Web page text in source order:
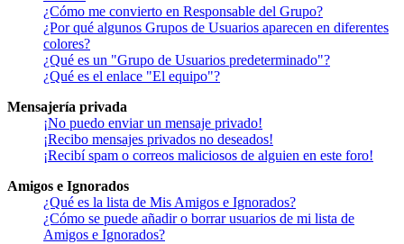
¿Cómo me convierto en Responsable del Grupo?
¿Por qué algunos Grupos de Usuarios aparecen en diferentes
colores?
¿Qué es un "Grupo de Usuarios predeterminado"?
¿Qué es el enlace "El equipo"?
Mensajería privada
¡No puedo enviar un mensaje privado!
¡Recibo mensajes privados no deseados!
¡Recibí spam o correos maliciosos de alguien en este foro!
Amigos e Ignorados
¿Qué es la lista de Mis Amigos e Ignorados?
¿Cómo se puede añadir o borrar usuarios de mi lista de
Amigos e Ignorados?